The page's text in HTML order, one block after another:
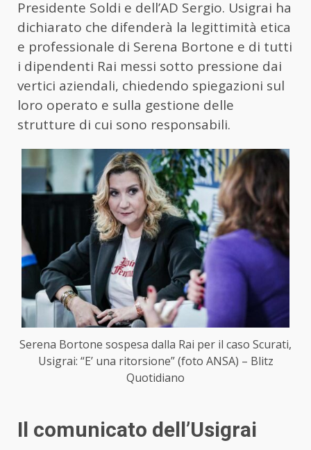
Presidente Soldi e dell’AD Sergio. Usigrai ha
dichiarato che difenderà la legittimità etica
e professionale di Serena Bortone e di tutti
i dipendenti Rai messi sotto pressione dai
vertici aziendali, chiedendo spiegazioni sul
loro operato e sulla gestione delle
strutture di cui sono responsabili.
Serena Bortone sospesa dalla Rai per il caso Scurati,
Usigrai: “E’ una ritorsione” (foto ANSA) – Blitz
Quotidiano
Il comunicato dell’Usigrai